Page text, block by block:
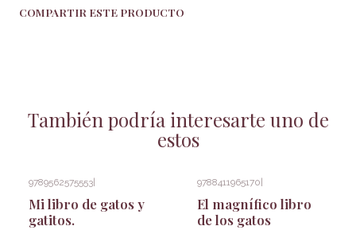
COMPARTIR ESTE PRODUCTO
También podría interesarte uno de
estos
9789562575553
Mi libro de gatos y
gatitos.
9788411965170
El magnífico libro
de los gatos